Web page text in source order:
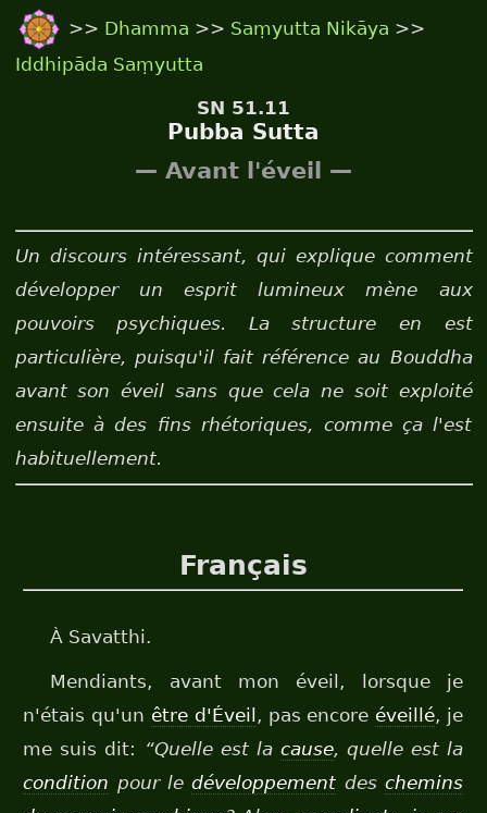
>> Dhamma >> Saṃyutta Nikāya >>
Iddhipāda Saṃyutta
SN 51.11
Pubba Sutta
— Avant l'éveil —
Un discours intéressant, qui explique comment
développer un esprit lumineux mène aux
pouvoirs psychiques. La structure en est
particulière, puisqu'il fait référence au Bouddha
avant son éveil sans que cela ne soit exploité
ensuite à des fins rhétoriques, comme ça l'est
habituellement.
Français
À Savatthi.
Mendiants, avant mon éveil, lorsque je
n'étais qu'un être d'Éveil , pas encore éveillé, je
me suis dit: “Quelle est la cause, quelle est la
condition pour ledéveloppement deschemins